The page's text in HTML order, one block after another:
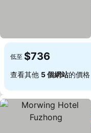
低至 $736
查看其他 5 個網站的價格